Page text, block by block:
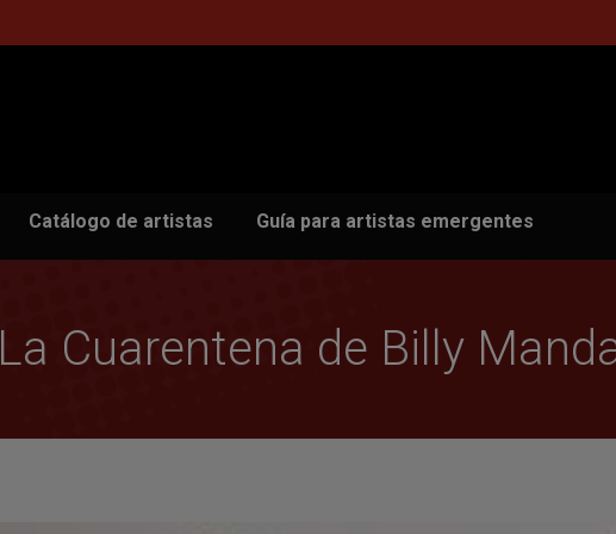
Catálogo de artistas Guía para artistas emergentes
La Cuarentena de Billy